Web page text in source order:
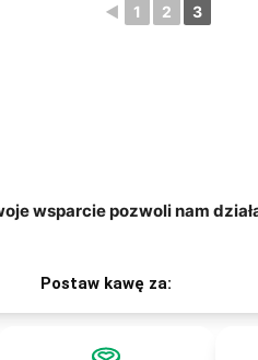
◄ 1 2 3
wsparcie pozwoli nam
Postaw kawę za: